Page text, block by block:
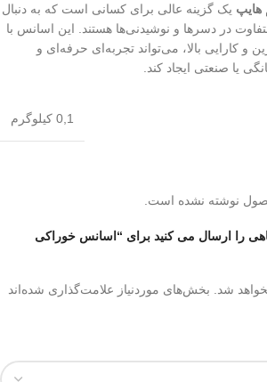
هایپ یک گزینه عالی برای کسانی است که به دنبال
در دسرها و نوشیدنی‌ها هستند. این اسانس با
و کارایی بالا، می‌تواند تجربه‌ای حرفه‌ای و
یا صنعتی ایجاد کند.
0,1 کیلوگرم
نوشته نشده است.
را ارسال می کنید برای “اسانس خوراکی
شد. بخش‌های موردنیاز علامت‌گذاری شده‌اند